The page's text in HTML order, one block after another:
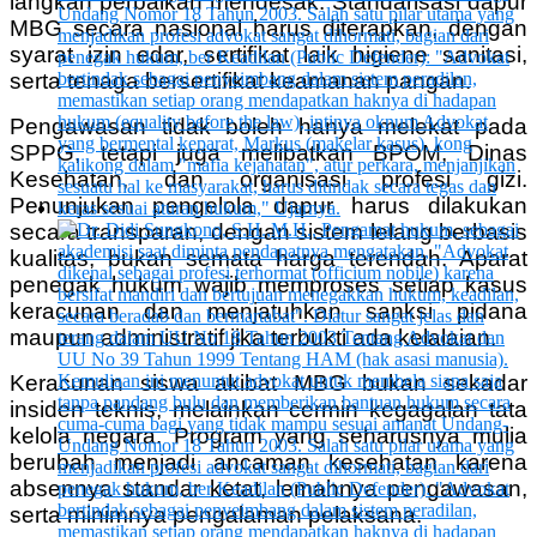
MBG secara nasional harus diterapkan, dengan
syarat izin edar, sertifikat laik higiene sanitasi,
serta tenaga bersertifikat keamanan pangan.
Pengawasan tidak boleh hanya melekat pada
SPPG, tetapi juga melibatkan BPOM, Dinas
Kesehatan, dan organisasi profesi gizi.
Penunjukan pengelola dapur harus dilakukan
secara transparan, dengan sistem lelang berbasis
kualitas, bukan semata harga terendah. Aparat
penegak hukum wajib memproses setiap kasus
keracunan dan menjatuhkan sanksi pidana
maupun administratif jika terbukti ada kelalaian.
Keracunan siswa akibat MBG bukan sekadar
insiden teknis, melainkan cermin kegagalan tata
kelola negara. Program yang seharusnya mulia
berubah menjadi ancaman kesehatan karena
absennya standar ketat, lemahnya pengawasan,
serta minimnya pengalaman pelaksana.